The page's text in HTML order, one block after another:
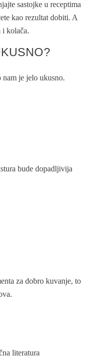
sastojke u receptima
kao rezultat dobiti. A
i kolača.
je jelo ukusno.
bude dopadljivija
za dobro kuvanje, to
literatura